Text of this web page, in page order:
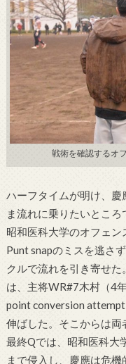
戦術を確認するオ
ハーフタイムが明け、慶
ま流れに乗りたいとこ
昭和医科大学のオフェ
Punt snapのミスを逃さ
クルで流れを引き寄せ
は、主将WR#7木村（4
point conversion
伸ばした。そこからは両
最終Qでは、昭和医科大
まで侵入し、慶應は危